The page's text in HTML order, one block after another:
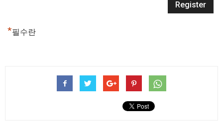
*필수란